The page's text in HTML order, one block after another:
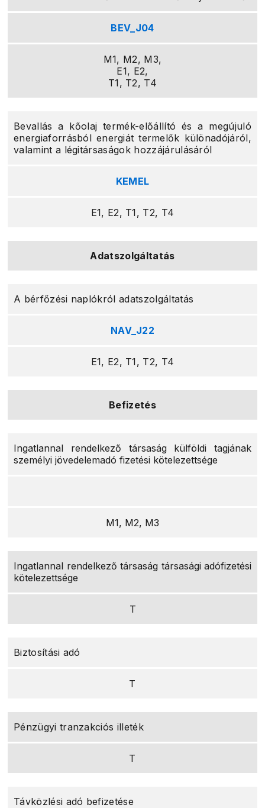
BEV_J04
M1, M2, M3,
E1, E2,
T1, T2, T4
Bevallás a kőolaj termék-előállító és a megújuló
energiaforrásból energiát termelők különadójáról,
valamint a légitársaságok hozzájárulásáról
KEMEL
E1, E2, T1, T2, T4
Adatszolgáltatás
A bérfőzési naplókról adatszolgáltatás
NAV_J22
E1, E2, T1, T2, T4
Befizetés
Ingatlannal rendelkező társaság külföldi tagjának
személyi jövedelemadó fizetési kötelezettsége
M1, M2, M3
Ingatlannal rendelkező társaság társasági adófizetési
kötelezettsége
T
Biztosítási adó
T
Pénzügyi tranzakciós illeték
T
Távközlési adó befizetése